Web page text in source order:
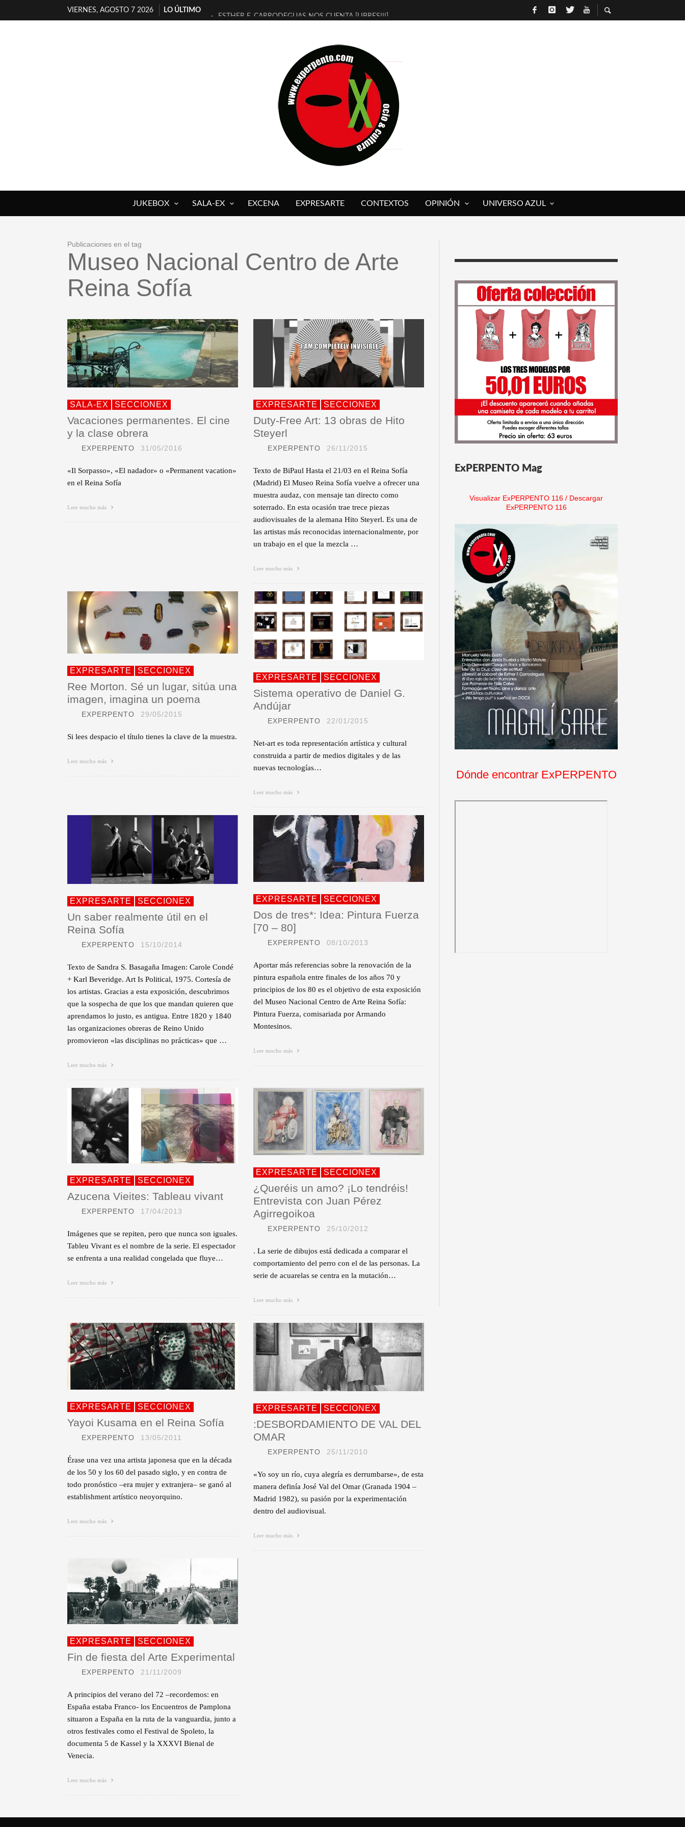
VIERNES, AGOSTO 7 2026
LO ÚLTIMO
ESTHER F. CARRODEGUAS NOS CUENTA [LIBRES!!!]
[ELECTRA JONDA] DE JUAN GUERRERO ZAMORA
TIMBRE 4, LA ESCUELA DEL DIRECTOR TEATRAL CLAUDIO TOLCACHIR
30 AÑOS (NO ES NADA) DE LA KATARSIS DEL TOMATAZO
MILITARES JUDÍAS EN #EXVITA
D’BALDOMEROS REINVENTAN [BITÁCORA 3.0] EN EXVITA
MARSHALL FLASH PRESENTA EN EXVITA [RELATIVA SENCILLEZ]
JOFRE BARDAGÍ EN EXVITA INTERPRETANDO A SERRAT
JUKEBOX SALA-EX EXCENA EXPRESARTE CONTEXTOS OPINIÓN UNIVERSO AZUL
Publicaciones en el tag
Museo Nacional Centro de Arte
Reina Sofía
SALA-EX SECCIONEX
Vacaciones permanentes. El cine
y la clase obrera
EXPERPENTO 31/05/2016
«Il Sorpasso», «El nadador» o «Permanent vacation»
en el Reina Sofía
Leer mucho más
EXPRESARTE SECCIONEX
Duty-Free Art: 13 obras de Hito
Steyerl
EXPERPENTO 26/11/2015
Texto de BiPaul Hasta el 21/03 en el Reina Sofía
(Madrid) El Museo Reina Sofía vuelve a ofrecer una
muestra audaz, con mensaje tan directo como
soterrado. En esta ocasión trae trece piezas
audiovisuales de la alemana Hito Steyerl. Es una de
las artistas más reconocidas internacionalmente, por
un trabajo en el que la mezcla …
Leer mucho más
EXPRESARTE SECCIONEX
Ree Morton. Sé un lugar, sitúa una
imagen, imagina un poema
EXPERPENTO 29/05/2015
Si lees despacio el título tienes la clave de la muestra.
Leer mucho más
EXPRESARTE SECCIONEX
Sistema operativo de Daniel G.
Andújar
EXPERPENTO 22/01/2015
Net-art es toda representación artística y cultural
construida a partir de medios digitales y de las
nuevas tecnologías…
Leer mucho más
EXPRESARTE SECCIONEX
Un saber realmente útil en el
Reina Sofía
EXPERPENTO 15/10/2014
Texto de Sandra S. Basagaña Imagen: Carole Condé
+ Karl Beveridge. Art Is Political, 1975. Cortesía de
los artistas. Gracias a esta exposición, descubrimos
que la sospecha de que los que mandan quieren que
aprendamos lo justo, es antigua. Entre 1820 y 1840
las organizaciones obreras de Reino Unido
promovieron «las disciplinas no prácticas» que …
Leer mucho más
EXPRESARTE SECCIONEX
Dos de tres*: Idea: Pintura Fuerza
[70 – 80]
EXPERPENTO 08/10/2013
Aportar más referencias sobre la renovación de la
pintura española entre finales de los años 70 y
principios de los 80 es el objetivo de esta exposición
del Museo Nacional Centro de Arte Reina Sofía:
Pintura Fuerza, comisariada por Armando
Montesinos.
Leer mucho más
EXPRESARTE SECCIONEX
Azucena Vieites: Tableau vivant
EXPERPENTO 17/04/2013
Imágenes que se repiten, pero que nunca son iguales.
Tableu Vivant es el nombre de la serie. El espectador
se enfrenta a una realidad congelada que fluye…
Leer mucho más
EXPRESARTE SECCIONEX
¿Queréis un amo? ¡Lo tendréis!
Entrevista con Juan Pérez
Agirregoikoa
EXPERPENTO 25/10/2012
. La serie de dibujos está dedicada a comparar el
comportamiento del perro con el de las personas. La
serie de acuarelas se centra en la mutación…
Leer mucho más
EXPRESARTE SECCIONEX
Yayoi Kusama en el Reina Sofía
EXPERPENTO 13/05/2011
Érase una vez una artista japonesa que en la década
de los 50 y los 60 del pasado siglo, y en contra de
todo pronóstico –era mujer y extranjera– se ganó al
establishment artístico neoyorquino.
Leer mucho más
EXPRESARTE SECCIONEX
:DESBORDAMIENTO DE VAL DEL
OMAR
EXPERPENTO 25/11/2010
«Yo soy un río, cuya alegría es derrumbarse», de esta
manera definía José Val del Omar (Granada 1904 –
Madrid 1982), su pasión por la experimentación
dentro del audiovisual.
Leer mucho más
EXPRESARTE SECCIONEX
Fin de fiesta del Arte Experimental
EXPERPENTO 21/11/2009
A principios del verano del 72 –recordemos: en
España estaba Franco- los Encuentros de Pamplona
situaron a España en la ruta de la vanguardia, junto a
otros festivales como el Festival de Spoleto, la
documenta 5 de Kassel y la XXXVI Bienal de
Venecia.
Leer mucho más
ExPERPENTO Mag
Visualizar ExPERPENTO 116 / Descargar
ExPERPENTO 116
Dónde encontrar ExPERPENTO